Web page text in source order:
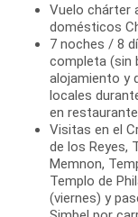
Vuelo chárter
domésticos
7 noches / 8
completa (sin
alojamiento y
locales
en
Visitas en el
de los Reyes,
Memnon,
Templo de
(viernes) y